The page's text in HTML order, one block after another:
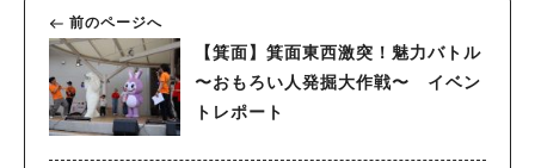
前のページへ
【箕面】箕面東西激突！魅力バトル
〜おもろい人発掘大作戦〜 イベン
トレポート